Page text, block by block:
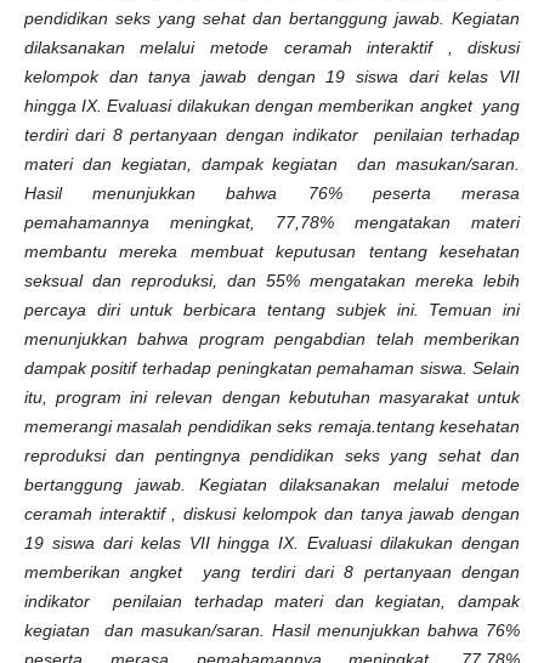
pendidikan seks yang sehat dan bertanggung jawab. Kegiatan
dilaksanakan melalui metode ceramah interaktif , diskusi
kelompok dan tanya jawab dengan 19 siswa dari kelas VII
hingga IX. Evaluasi dilakukan dengan memberikan angket yang
terdiri dari 8 pertanyaan dengan indikator penilaian terhadap
materi dan kegiatan, dampak kegiatan dan masukan/saran.
Hasil menunjukkan bahwa 76% peserta merasa
pemahamannya meningkat, 77,78% mengatakan materi
membantu mereka membuat keputusan tentang kesehatan
seksual dan reproduksi, dan 55% mengatakan mereka lebih
percaya diri untuk berbicara tentang subjek ini. Temuan ini
menunjukkan bahwa program pengabdian telah memberikan
dampak positif terhadap peningkatan pemahaman siswa. Selain
itu, program ini relevan dengan kebutuhan masyarakat untuk
memerangi masalah pendidikan seks remaja.tentang kesehatan
reproduksi dan pentingnya pendidikan seks yang sehat dan
bertanggung jawab. Kegiatan dilaksanakan melalui metode
ceramah interaktif , diskusi kelompok dan tanya jawab dengan
19 siswa dari kelas VII hingga IX. Evaluasi dilakukan dengan
memberikan angket yang terdiri dari 8 pertanyaan dengan
indikator penilaian terhadap materi dan kegiatan, dampak
kegiatan dan masukan/saran. Hasil menunjukkan bahwa 76%